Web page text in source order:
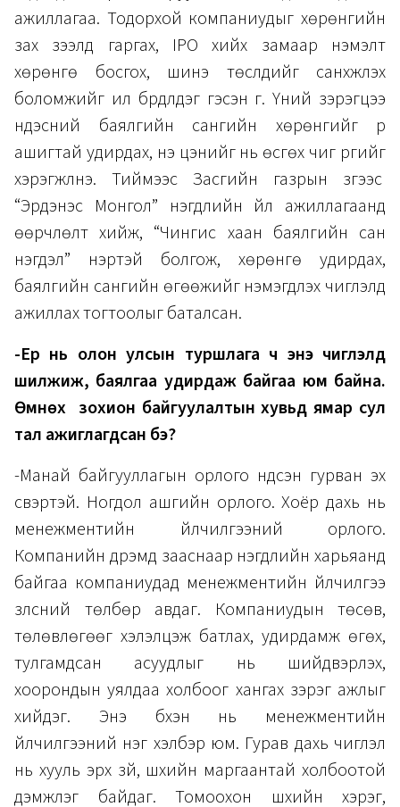
ажиллагаа. Тодорхой компаниудыг хөрөнгийн
зах зээлд гаргах, IPO хийх замаар нэмэлт
хөрөнгө босгох, шинэ төслүүдийг санхүүжүүлэх
боломжийг илүү бүрдүүлдэг гэсэн үг. Үүний зэрэгцээ
үндэсний баялгийн сангийн хөрөнгийг үр
ашигтай удирдах, үнэ цэнийг нь өсгөх чиг үүргийг
хэрэгжүүлнэ. Тиймээс Засгийн газрын зүгээс
“Эрдэнэс Монгол” нэгдлийн үйл ажиллагаанд
өөрчлөлт хийж, “Чингис хаан баялгийн сан
нэгдэл” нэртэй болгож, хөрөнгө удирдах,
баялгийн сангийн өгөөжийг нэмэгдүүлэх чиглэлд
ажиллах тогтоолыг баталсан.
-Ер нь олон улсын туршлага ч энэ чиглэлд
шилжиж, баялгаа удирдаж байгаа юм байна.
Өмнөх зохион байгуулалтын хувьд ямар сул
тал ажиглагдсан бэ?
-Манай байгууллагын орлого үндсэн гурван эх
үүсвэртэй. Ногдол ашгийн орлого. Хоёр дахь нь
менежментийн үйлчилгээний орлого.
Компанийн дүрэмд зааснаар нэгдлийн харьяанд
байгаа компаниудад менежментийн үйлчилгээ
үзүүлсний төлбөр авдаг. Компаниудын төсөв,
төлөвлөгөөг хэлэлцэж батлах, удирдамж өгөх,
тулгамдсан асуудлыг нь шийдвэрлэх,
хоорондын уялдаа холбоог хангах зэрэг ажлыг
хийдэг. Энэ бүхэн нь менежментийн
үйлчилгээний нэг хэлбэр юм. Гурав дахь чиглэл
нь хууль эрх зүй, шүүхийн маргаантай холбоотой
дэмжлэг байдаг. Томоохон шүүхийн хэрэг,